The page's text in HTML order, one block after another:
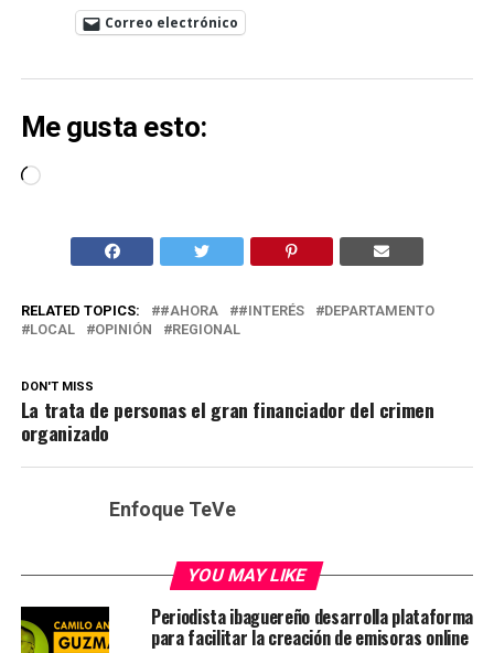
Correo electrónico
Me gusta esto:
Cargando...
RELATED TOPICS: #AHORA #INTERÉS
DEPARTAMENTO
LOCAL
OPINIÓN REGIONAL
DON'T MISS
La trata de personas el gran financiador del crimen
organizado
Enfoque TeVe
YOU MAY LIKE
Periodista ibaguereño desarrolla plataforma
para facilitar la creación de emisoras online